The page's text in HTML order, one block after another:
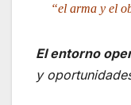
“el arma y el
El entorno
y